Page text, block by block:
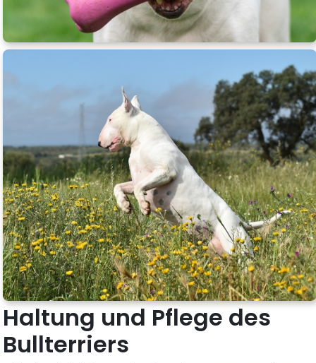
Haltung und Pflege des
Bullterriers